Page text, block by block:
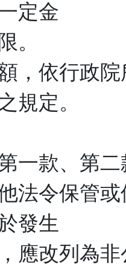
定金
。
，依行政院
規定。
一款、第二
法令保管
發生
應改列為